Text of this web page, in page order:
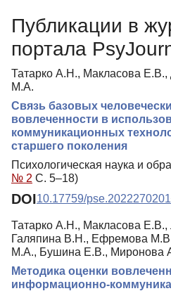
Публикации в
портала
Татарко А.Н., Макласова
М.А.
Связь базовых
вовлеченности в
коммуникационных
старшего поколения
Психологическая наука и
№ 2 С. 5–18)
DOI10.17759/pse.2022270201
Татарко А.Н., Макласова
Галяпина В.Н., Ефремова
М.А., Бушина Е.В., Миронова
Методика оценки
информационно-